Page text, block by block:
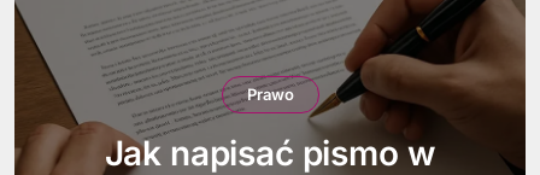
Prawo
Jak napisać pismo w